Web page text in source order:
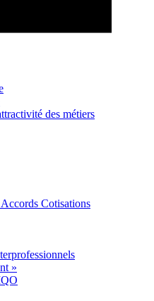
des métiers
Cotisations
»